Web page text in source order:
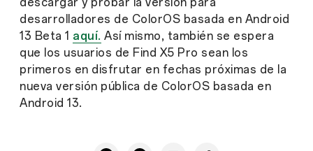
desarrolladores de ColorOS basada en Android
13 Beta 1 aquí. Así mismo, también se espera
que los usuarios de Find X5 Pro sean los
primeros en disfrutar en fechas próximas de la
nueva versión pública de ColorOS basada en
Android 13.